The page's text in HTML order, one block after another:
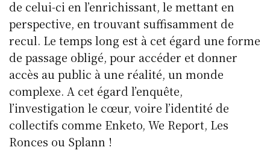
de celui-ci en l’enrichissant, le mettant en
perspective, en trouvant suffisamment de
recul. Le temps long est à cet égard une forme
de passage obligé, pour accéder et donner
accès au public à une réalité, un monde
complexe. A cet égard l’enquête,
l’investigation le cœur, voire l’identité de
collectifs comme Enketo, We Report, Les
Ronces ou Splann !